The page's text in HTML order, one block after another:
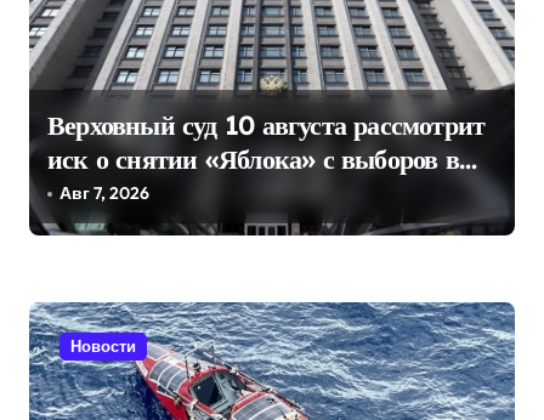
Верховный суд 10 августа рассмотрит
иск о снятии «Яблока» с выборов в
Госдуму
Авг 7, 2026
Новости